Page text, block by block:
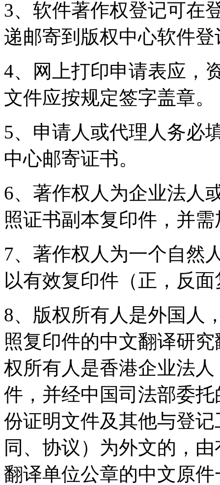
3、软件著作权登记可在
递邮寄到版权中心软件
4、网上打印申请表应，
文件应按规定签字盖章。
5、申请人或代理人务必
中心邮寄证书。
6、著作权人为企业法人
照证书副本复印件，并
7、著作权人为一个自然
以有效复印件（正，反
8、版权所有人是外国人
照复印件的中文翻译研
权所有人是香港企业法
件，并经中国司法部委
份证明文件及其他与登
同、协议）为外文的，
翻译单位公章的中文原